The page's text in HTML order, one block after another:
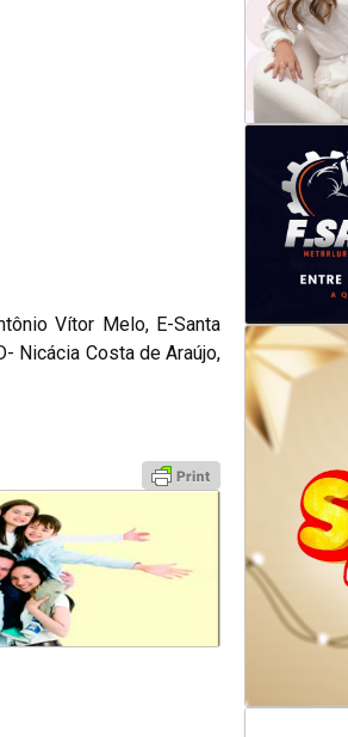
Vítor Melo, E-Santa
Nicácia Costa de Araújo,